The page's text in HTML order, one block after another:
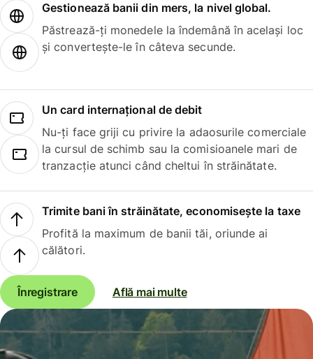
Gestionează banii din mers, la nivel global.
Păstrează-ți monedele la îndemână în același loc
și convertește-le în câteva secunde.
Un card internațional de debit
Nu-ți face griji cu privire la adaosurile comerciale
la cursul de schimb sau la comisioanele mari de
tranzacție atunci când cheltui în străinătate.
Trimite bani în străinătate, economisește la taxe
Profită la maximum de banii tăi, oriunde ai
călători.
Înregistrare Află mai multe